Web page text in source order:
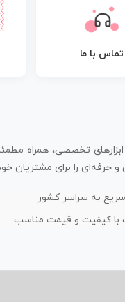
تماس با ما
تخصصی، همراه
را برای مشتریان
به سراسر کشور
با کیفیت و قیمت مناسب